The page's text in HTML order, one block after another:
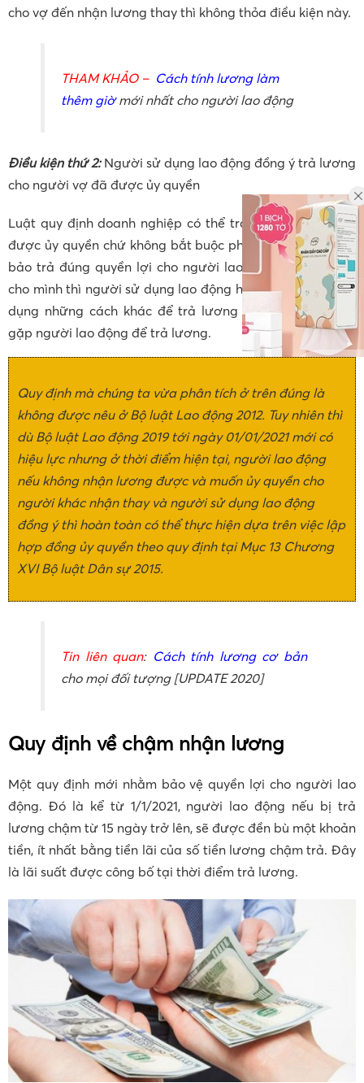
cho vợ đến nhận lương thay thì không thỏa điều kiện này.
THAM KHẢO – Cách tính lương làm
thêm giờmới nhất cho người lao động
Điều kiện thứ 2:Người sử dụng lao động đồng ý trả lương
cho người vợ đã được ủy quyền
Luật quy định doanh nghiệp có thể trả lương cho người
được ủy quyền chứ không bắt buộc phải trả. Bởi để đảm
bảo trả đúng quyền lợi cho người lao động đã làm việc
cho mình thì người sử dụng lao động hoàn toàn có thể sử
dụng những cách khác để trả lương như đến trực tiếp
gặp người lao động để trả lương.
Quy định mà chúng ta vừa phân tích ở trên đúng là
không được nêu ở Bộ luật Lao động 2012. Tuy nhiên thì
dù Bộ luật Lao động 2019 tới ngày 01/01/2021 mới có
hiệu lực nhưng ở thời điểm hiện tại, người lao động
nếu không nhận lương được và muốn ủy quyền cho
người khác nhận thay và người sử dụng lao động
đồng ý thì hoàn toàn có thể thực hiện dựa trên việc lập
hợp đồng ủy quyền theo quy định tại Mục 13 Chương
XVI Bộ luật Dân sự 2015.
Tin liên quan: Cách tính lương cơ bản
cho mọi đối tượng [UPDATE 2020]
Quy định về chậm nhận lương
Một quy định mới nhằm bảo vệ quyền lợi cho người lao
động. Đó là kể từ 1/1/2021, người lao động nếu bị trả
lương chậm từ 15 ngày trở lên, sẽ được đền bù một khoản
tiền, ít nhất bằng tiền lãi của số tiền lương chậm trả. Đây
là lãi suất được công bố tại thời điểm trả lương.